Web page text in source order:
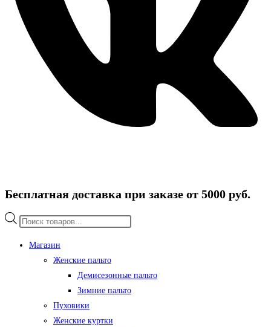
Бесплатная доставка при заказе от 5000 руб.
Поиск
Магазин
Женские пальто
Демисезонные пальто
Зимние пальто
Пуховики
Женские куртки